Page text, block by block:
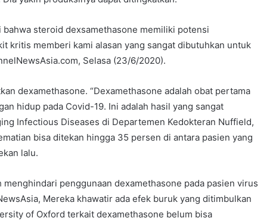
steroid dexsamethasone memiliki potensi
kritis memberi kami alasan yang sangat dibutuhkan untuk
Selasa (23/6/2020).
dexamethasone. “Dexamethasone adalah obat pertama
hidup pada Covid-19. Ini adalah hasil yang sangat
Infectious Diseases di Departemen Kedokteran Nuffield,
bisa ditekan hingga 35 persen di antara pasien yang
lalu.
penggunaan dexamethasone pada pasien virus
Mereka khawatir ada efek buruk yang ditimbulkan
of Oxford terkait dexamethasone belum bisa